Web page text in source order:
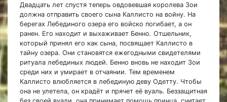
Двадцать лет спустя теперь овдовевшая королева Зои
должна отправить своего сына Каллисто на войну. На
берегах Лебединого озера его войско погибает, а он
ранен. Его находит и выхаживает Бенно. Отшельник,
который принял его как сына, посвящает Каллисто в
тайну озера. Они становятся ежегодными свидетелями
ритуала лебединых людей. Бенно вновь не находит Зои
среди них и умирает в отчаянии. Тем временем
Каллисто влюбляется в лебединую деву Одетту. Чтобы
она не улетела, он крадёт и прячет её вуаль. Беззащитная